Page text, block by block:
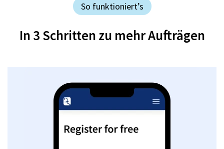
So funktioniert’s
In 3 Schritten zu mehr Aufträgen